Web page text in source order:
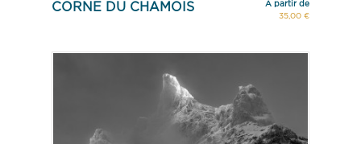
CORNE DU CHAMOIS
À partir de
35,00 €